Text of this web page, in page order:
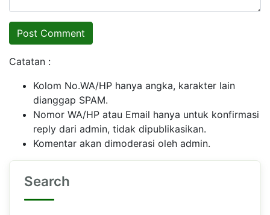
Catatan :
Kolom No.WA/HP hanya angka, karakter lain
dianggap SPAM.
Nomor WA/HP atau Email hanya untuk konfirmasi
reply dari admin, tidak dipublikasikan.
Komentar akan dimoderasi oleh admin.
Search